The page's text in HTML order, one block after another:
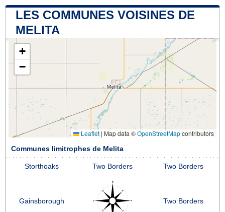
LES COMMUNES VOISINES DE
MELITA
+
−
Leaflet | Map data ©OpenStreetMapcontributors
Communes limitrophes de Melita
Storthoaks Two Borders Two Borders
Gainsborough Two Borders